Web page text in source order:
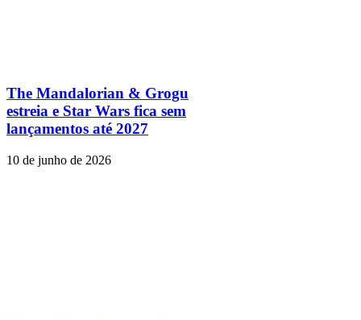
The Mandalorian & Grogu
estreia e Star Wars fica sem
lançamentos até 2027
10 de junho de 2026